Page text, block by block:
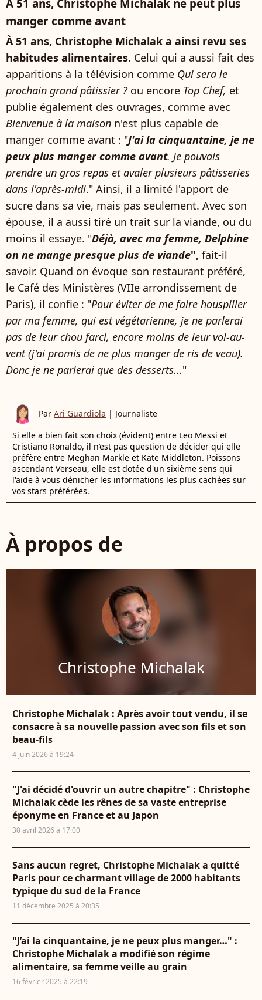
À 51 ans, Christophe Michalak ne peut plus
manger comme avant
À 51 ans, Christophe Michalak a ainsi revu ses
habitudes alimentaires. Celui qui a aussi fait des
apparitions à la télévision comme Qui sera le
prochain grand pâtissier ? ou encore Top Chef, et
publie également des ouvrages, comme avec
Bienvenue à la maison n'est plus capable de
manger comme avant : "J'ai la cinquantaine, je ne
peux plus manger comme avant. Je pouvais
prendre un gros repas et avaler plusieurs pâtisseries
dans l'après-midi." Ainsi, il a limité l'apport de
sucre dans sa vie, mais pas seulement. Avec son
épouse, il a aussi tiré un trait sur la viande, ou du
moins il essaye. "Déjà, avec ma femme, Delphine
on ne mange presque plus de viande", fait-il
savoir. Quand on évoque son restaurant préféré,
le Café des Ministères (VIIe arrondissement de
Paris), il confie : "Pour éviter de me faire houspiller
par ma femme, qui est végétarienne, je ne parlerai
pas de leur chou farci, encore moins de leur vol-au-
vent (j'ai promis de ne plus manger de ris de veau).
Donc je ne parlerai que des desserts..."
Par Ari Guardiola | Journaliste
Si elle a bien fait son choix (évident) entre Leo Messi et
Cristiano Ronaldo, il n’est pas question de décider qui elle
préfère entre Meghan Markle et Kate Middleton. Poissons
ascendant Verseau, elle est dotée d'un sixième sens qui
l'aide à vous dénicher les informations les plus cachées sur
vos stars préférées.
À propos de
Christophe Michalak
Christophe Michalak : Après avoir tout vendu, il se
consacre à sa nouvelle passion avec son fils et son
beau-fils
4 juin 2026 à 19:24
"J'ai décidé d'ouvrir un autre chapitre" : Christophe
Michalak cède les rênes de sa vaste entreprise
éponyme en France et au Japon
30 avril 2026 à 17:00
Sans aucun regret, Christophe Michalak a quitté
Paris pour ce charmant village de 2000 habitants
typique du sud de la France
11 décembre 2025 à 20:35
"J’ai la cinquantaine, je ne peux plus manger…" :
Christophe Michalak a modifié son régime
alimentaire, sa femme veille au grain
16 février 2025 à 22:19